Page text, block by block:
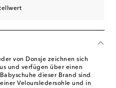
von Donsje zeichnen sich
und verfügen über einen
dieser Brand sind
Veloursledersohle und in